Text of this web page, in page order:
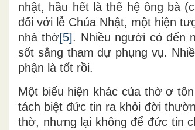
nhật, hầu hết là thế hệ ông bà
đối với lễ Chúa Nhật, một hiện
nhà thờ[5]. Nhiều người có đến
sốt sắng tham dự phụng vụ.
phận là tốt rồi.
Một biểu hiện khác của thờ ơ
tách biệt đức tin ra khỏi đời
thờ, nhưng lại không để đức tin